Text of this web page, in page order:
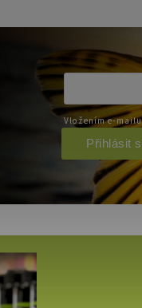
Vložením e-
Přihlásit